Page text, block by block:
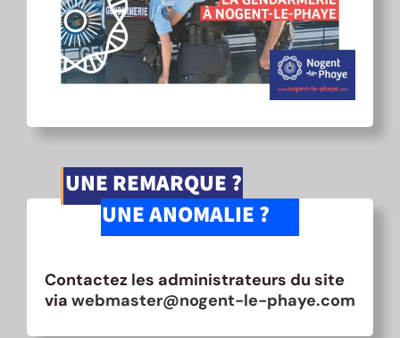
UNE REMARQUE ?
UNE ANOMALIE ?
Contactez les administrateurs du site
via webmaster@nogent-le-phaye.com